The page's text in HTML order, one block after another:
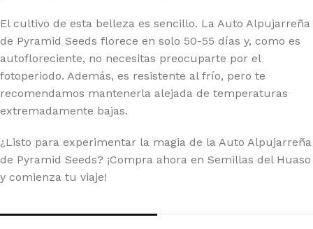
El cultivo de esta belleza es sencillo. La Auto Alpujarreña
de Pyramid Seeds florece en solo 50-55 días y, como es
autofloreciente, no necesitas preocuparte por el
fotoperiodo. Además, es resistente al frío, pero te
recomendamos mantenerla alejada de temperaturas
extremadamente bajas.
¿Listo para experimentar la magia de la Auto Alpujarreña
de Pyramid Seeds? ¡Compra ahora en Semillas del Huaso
y comienza tu viaje!